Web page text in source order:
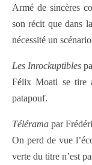
Armé de sincères
son récit que dans
nécessité un
Les Inrockuptibles
Félix Moati se tire
patapouf.
Télérama par
On perd de vue
verte du titre n’est